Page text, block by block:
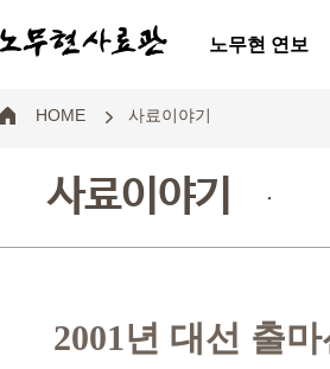
노무현 연보
HOME 사료이야기
사료이야기 .
2001년 대선 출